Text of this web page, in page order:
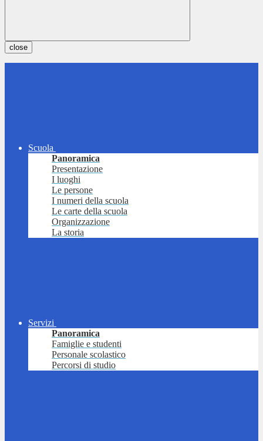
close
Scuola
Panoramica
Presentazione
I luoghi
Le persone
I numeri della scuola
Le carte della scuola
Organizzazione
La storia
Servizi
Panoramica
Famiglie e studenti
Personale scolastico
Percorsi di studio